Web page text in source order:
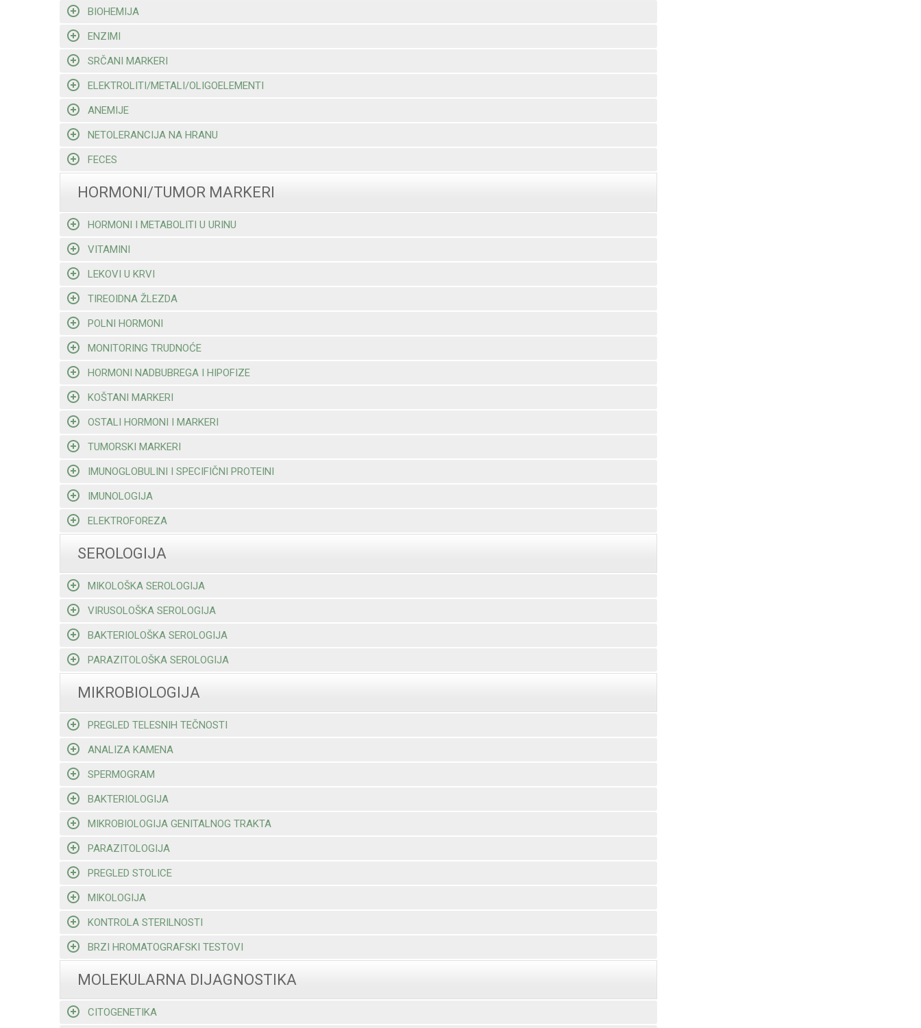
BIOHEMIJA
ENZIMI
SRČANI MARKERI
ELEKTROLITI/METALI/OLIGOELEMENTI
ANEMIJE
NETOLERANCIJA NA HRANU
FECES
HORMONI/TUMOR MARKERI
HORMONI I METABOLITI U URINU
VITAMINI
LEKOVI U KRVI
TIREOIDNA ŽLEZDA
POLNI HORMONI
MONITORING TRUDNOĆE
HORMONI NADBUBREGA I HIPOFIZE
KOŠTANI MARKERI
OSTALI HORMONI I MARKERI
TUMORSKI MARKERI
IMUNOGLOBULINI I SPECIFIČNI PROTEINI
IMUNOLOGIJA
ELEKTROFOREZA
SEROLOGIJA
MIKOLOŠKA SEROLOGIJA
VIRUSOLOŠKA SEROLOGIJA
BAKTERIOLOŠKA SEROLOGIJA
PARAZITOLOŠKA SEROLOGIJA
MIKROBIOLOGIJA
PREGLED TELESNIH TEČNOSTI
ANALIZA KAMENA
SPERMOGRAM
BAKTERIOLOGIJA
MIKROBIOLOGIJA GENITALNOG TRAKTA
PARAZITOLOGIJA
PREGLED STOLICE
MIKOLOGIJA
KONTROLA STERILNOSTI
BRZI HROMATOGRAFSKI TESTOVI
MOLEKULARNA DIJAGNOSTIKA
CITOGENETIKA